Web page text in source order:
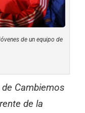
de un equipo de
Cambiemos
de la